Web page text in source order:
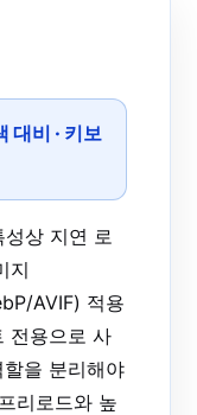
대비 · 키보
성상 지연 로
지
AVIF) 적용
전용으로 사
할을 분리해야
리로드와 높